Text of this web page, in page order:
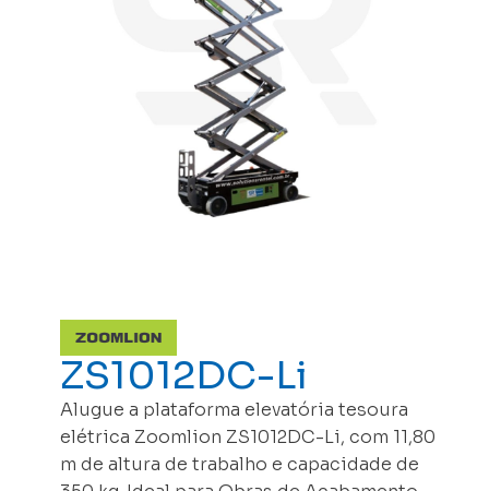
ZS1012DC-Li
Alugue a plataforma elevatória tesoura
elétrica Zoomlion ZS1012DC-Li, com 11,80
m de altura de trabalho e capacidade de